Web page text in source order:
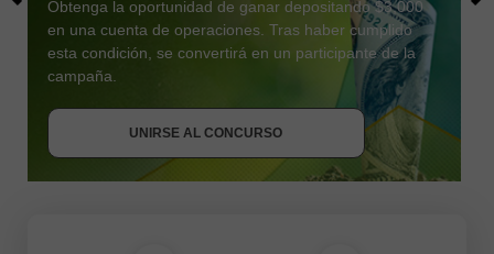
Obtenga la oportunidad de ganar depositando $3,000
en una cuenta de operaciones. Tras haber cumplido
esta condición, se convertirá en un participante de la
campaña.
UNIRSE AL CONCURSO
OBTENER BONO